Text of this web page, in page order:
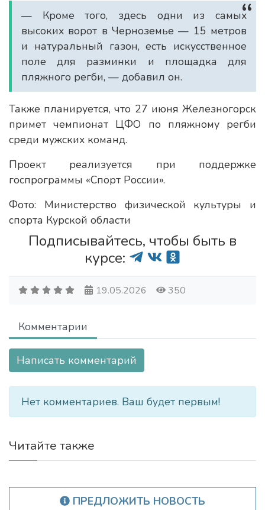
— Кроме того, здесь одни из самых
высоких ворот в Черноземье — 15 метров
и натуральный газон, есть искусственное
поле для разминки и площадка для
пляжного регби, — добавил он.
Также планируется, что 27 июня Железногорск
примет чемпионат ЦФО по пляжному регби
среди мужских команд.
Проект реализуется при поддержке
госпрограммы «Спорт России».
Фото: Министерство физической культуры и
спорта Курской области
Подписывайтесь, чтобы быть в
курсе:
19.05.2026 350
Комментарии
Написать комментарий
Нет комментариев. Ваш будет первым!
Читайте также
ПРЕДЛОЖИТЬ НОВОСТЬ